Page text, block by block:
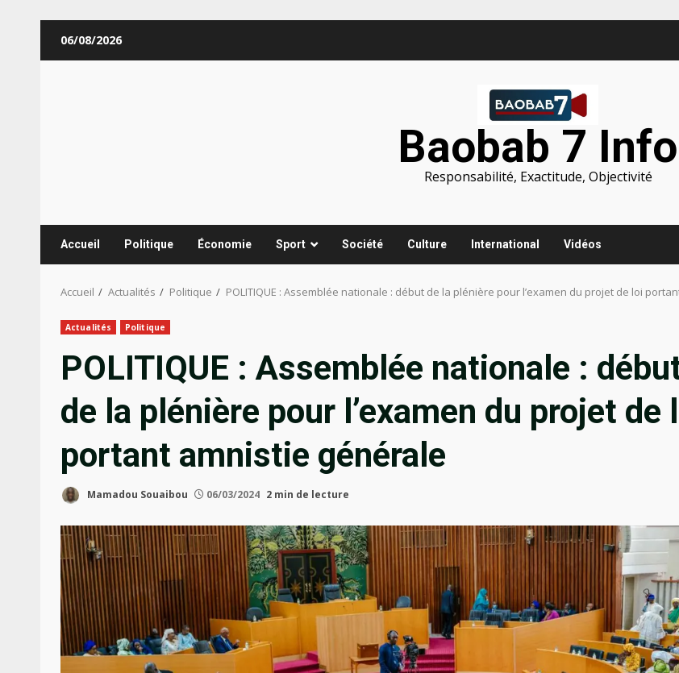
06/08/2026
Baobab 7 Info
Responsabilité, Exactitude, Objectivité
Accueil Politique Économie Sport Société Culture International Vidéos
Accueil Actualités Politique POLITIQUE : Assemblée nationale : début de la plénière pour l’examen du projet de loi
Actualités Politique
POLITIQUE : Assemblée nationale :
de la plénière pour l’examen du projet de
portant amnistie générale
Mamadou Souaibou 06/03/2024 2 min de lecture